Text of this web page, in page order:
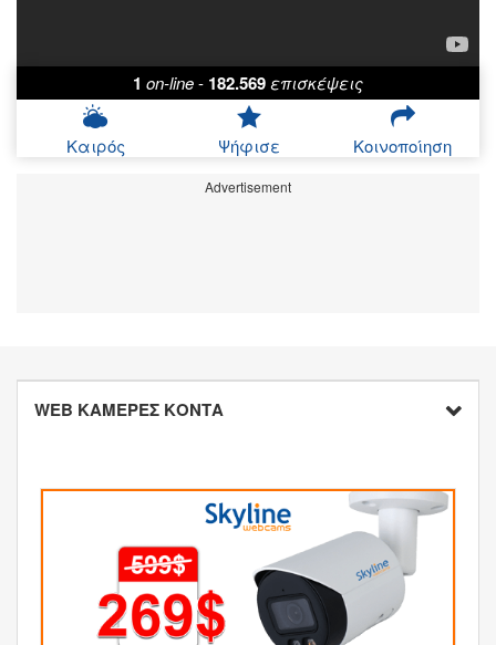
1 on-line- 182.569επισκέψεις
Καιρός Ψήφισε Κοινοποίηση
Advertisement
WEB ΚΑΜΕΡΕΣ ΚΟΝΤΑ